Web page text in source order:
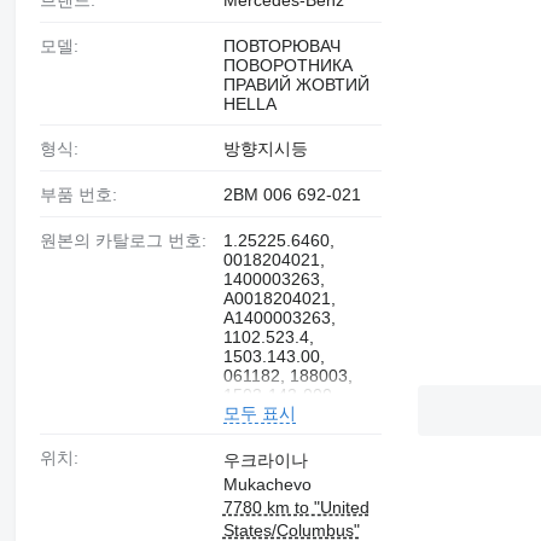
모델:
ПОВТОРЮВАЧ
ПОВОРОТНИКА
ПРАВИЙ ЖОВТИЙ
HELLA
형식: 방향지시등
부품 번호: 2BM 006 692-021
원본의 카탈로그 번호:
1.25225.6460,
0018204021,
1400003263,
A0018204021,
A1400003263,
1102.523.4,
1503.143.00,
061182, 188003,
1503-143-000,
13216783,
모두 표시
위치:
우크라이나
Mukachevo
7780 km to "United
States/Columbus"